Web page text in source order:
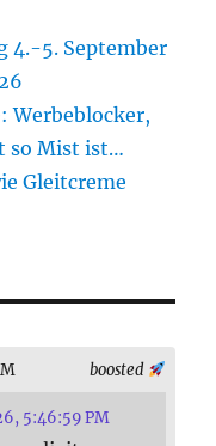
4.-5. September
Werbeblocker,
so Mist ist…
Gleitcreme
boosted
5:46:59 PM